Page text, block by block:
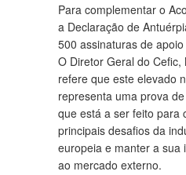
Para complementar o
a Declaração de
500 assinaturas de
O Diretor Geral do Cefic,
refere que este elevado
representa uma prova
que está a ser feito para
principais desafios da
europeia e manter a sua
ao mercado externo.